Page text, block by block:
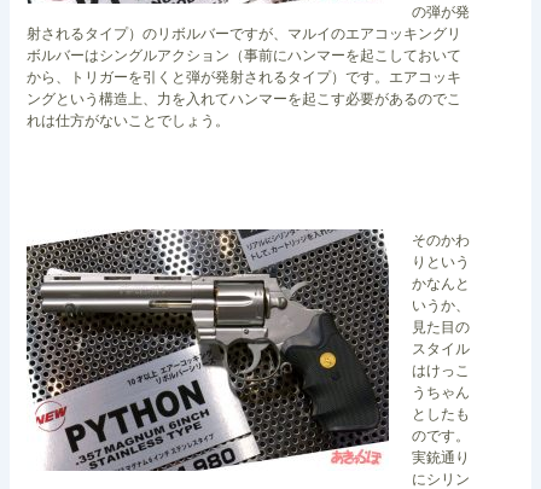
の弾が発
射されるタイプ）のリボルバーですが、マルイのエアコッキングリ
ボルバーはシングルアクション（事前にハンマーを起こしておいて
から、トリガーを引くと弾が発射されるタイプ）です。エアコッキ
ングという構造上、力を入れてハンマーを起こす必要があるのでこ
れは仕方がないことでしょう。
そのかわ
りという
かなんと
いうか、
見た目の
スタイル
はけっこ
うちゃん
としたも
のです。
実銃通り
にシリン